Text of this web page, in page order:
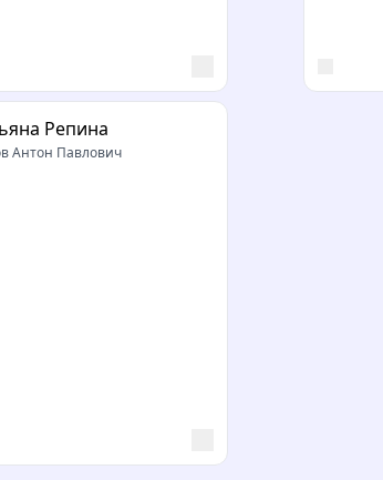
Репина
Антон Павлович